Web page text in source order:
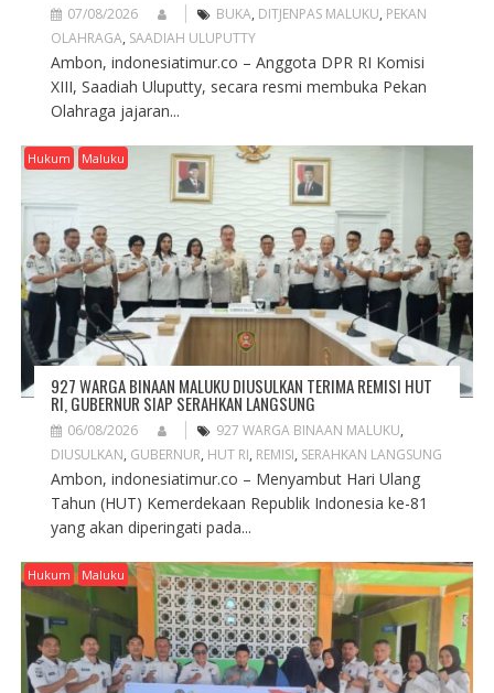
07/08/2026 BUKA, DITJENPAS MALUKU, PEKAN
OLAHRAGA, SAADIAH ULUPUTTY
Ambon, indonesiatimur.co – Anggota DPR RI Komisi
XIII, Saadiah Uluputty, secara resmi membuka Pekan
Olahraga jajaran...
Hukum Maluku
927 WARGA BINAAN MALUKU DIUSULKAN TERIMA REMISI HUT
RI, GUBERNUR SIAP SERAHKAN LANGSUNG
06/08/2026 927 WARGA BINAAN MALUKU,
DIUSULKAN, GUBERNUR, HUT RI, REMISI, SERAHKAN LANGSUNG
Ambon, indonesiatimur.co – Menyambut Hari Ulang
Tahun (HUT) Kemerdekaan Republik Indonesia ke-81
yang akan diperingati pada...
Hukum Maluku